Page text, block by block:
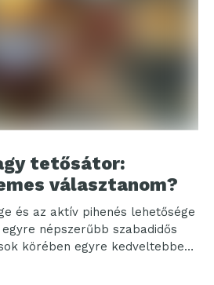
tetősátor:
választanom?
és az aktív pihenés lehetősége
népszerűbb szabadidős
körében egyre kedveltebbek